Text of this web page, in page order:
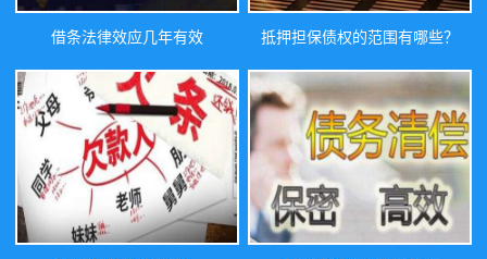
借条法律效应几年有效 抵押担保债权的范围有哪些？